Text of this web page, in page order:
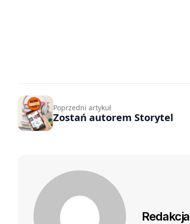
Poprzedni artykuł
Zostań autorem Storytel
Redakcja